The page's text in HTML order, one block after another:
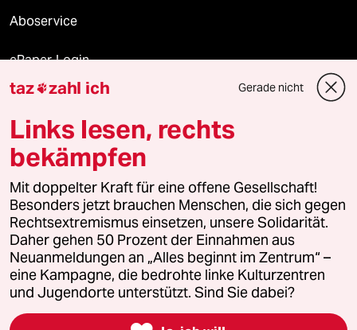
Aboservice
ePaper Login
Downloads für Abonnierende
© 2026 taz Verlags und Vertriebs GmbH
Alle Rechte vorbehalten. Bei rechtlichen Fragen oder für Genehmigungen
wenden Sie sich bitte an
lizenzen@taz.de
Feedback Redaktionsstatut Kommune-Richtlinien
Leitlinie Informant Datenschutz Impressum AGB
Seitenwende Einwilligungen widerrufen (Ads)
taz zahl ich Gerade nicht
Links lesen, rechts
bekämpfen
Mit doppelter Kraft für eine offene Gesellschaft!
Besonders jetzt brauchen Menschen, die sich gegen
Rechtsextremismus einsetzen, unsere Solidarität.
Daher gehen 50 Prozent der Einnahmen aus
Neuanmeldungen an „Alles beginnt im Zentrum“ –
eine Kampagne, die bedrohte linke Kulturzentren
und Jugendorte unterstützt. Sind Sie dabei?